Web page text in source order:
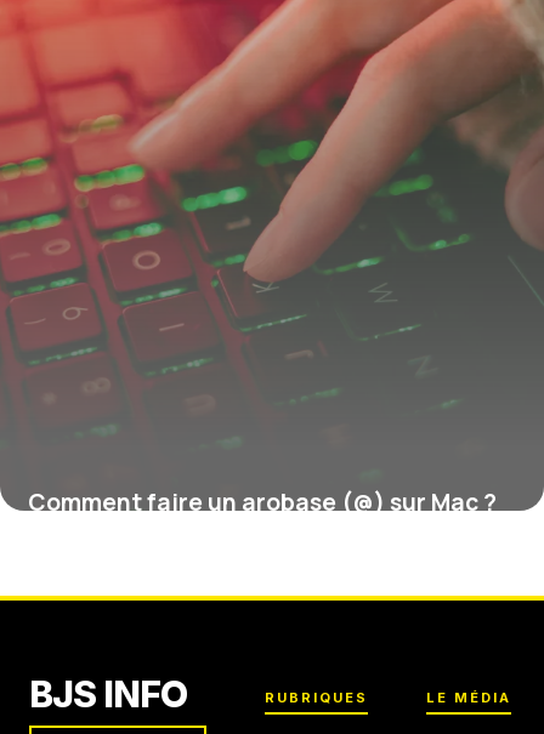
Comment faire un arobase (@) sur Mac ?
BJS INFO RUBRIQUES LE MÉDIA